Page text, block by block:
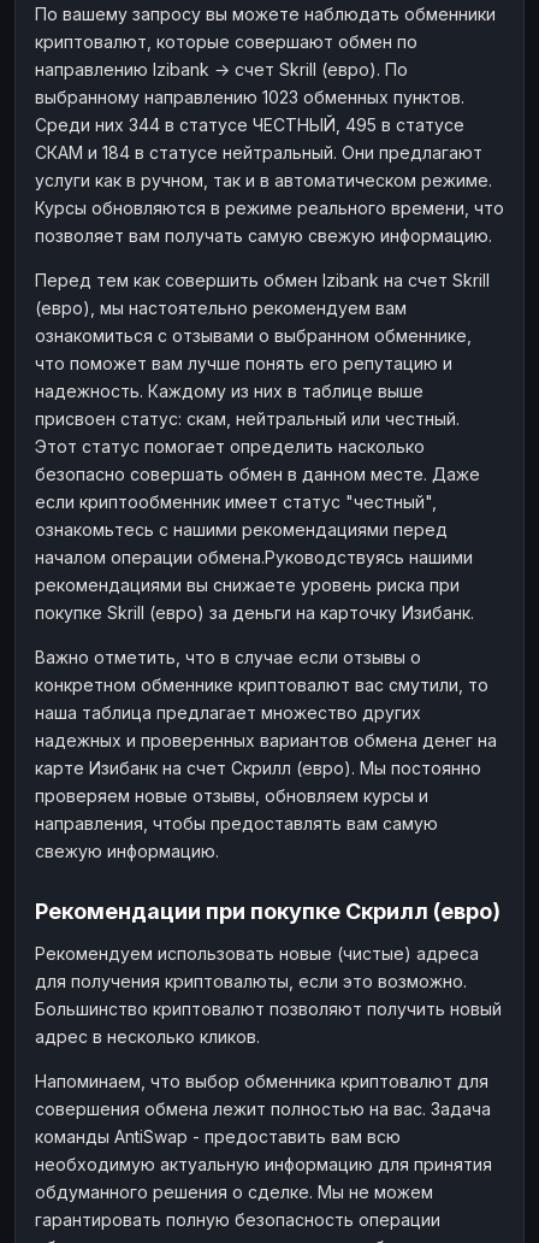
ДЕНЕЖНЫЕ ПЕРЕВОДЫ
ЗК USD
WU USD
ЗК
WU
НАЛИЧНЫЕ ДЕНЬГИ
Наличные
Наличные USD
Наличные
Наличные USD
Наличные KZT
По вашему запросу вы можете наблюдать обменники
криптовалют, которые совершают обмен по
направлению Izibank → счет Skrill (евро). По
выбранному направлению 1023 обменных пунктов.
Среди них 344 в статусе ЧЕСТНЫЙ, 495 в статусе
СКАМ и 184 в статусе нейтральный. Они предлагают
услуги как в ручном, так и в автоматическом режиме.
Курсы обновляются в режиме реального времени, что
позволяет вам получать самую свежую информацию.
Перед тем как совершить обмен Izibank на счет Skrill
(евро), мы настоятельно рекомендуем вам
ознакомиться с отзывами о выбранном обменнике,
что поможет вам лучше понять его репутацию и
надежность. Каждому из них в таблице выше
присвоен статус: скам, нейтральный или честный.
Этот статус помогает определить насколько
безопасно совершать обмен в данном месте. Даже
если криптообменник имеет статус "честный",
ознакомьтесь с нашими рекомендациями перед
началом операции обмена.Руководствуясь нашими
рекомендациями вы снижаете уровень риска при
покупке Skrill (евро) за деньги на карточку Изибанк.
Важно отметить, что в случае если отзывы о
конкретном обменнике криптовалют вас смутили, то
наша таблица предлагает множество других
надежных и проверенных вариантов обмена денег на
карте Изибанк на счет Скрилл (евро). Мы постоянно
проверяем новые отзывы, обновляем курсы и
направления, чтобы предоставлять вам самую
свежую информацию.
Рекомендации при покупке Скрилл (евро)
Рекомендуем использовать новые (чистые) адреса
для получения криптовалюты, если это возможно.
Большинство криптовалют позволяют получить новый
адрес в несколько кликов.
Напоминаем, что выбор обменника криптовалют для
совершения обмена лежит полностью на вас. Задача
команды AntiSwap - предоставить вам всю
необходимую актуальную информацию для принятия
обдуманного решения о сделке. Мы не можем
гарантировать полную безопасность операции